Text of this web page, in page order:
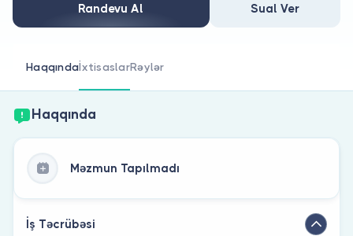
Randevu Al Sual Ver
HaqqındaİxtisaslarRəylər
Haqqında
Məzmun Tapılmadı
İş Təcrübəsi